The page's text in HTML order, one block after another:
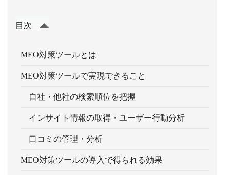
目次
MEO対策ツールとは
MEO対策ツールで実現できること
自社・他社の検索順位を把握
インサイト情報の取得・ユーザー行動分析
口コミの管理・分析
MEO対策ツールの導入で得られる効果